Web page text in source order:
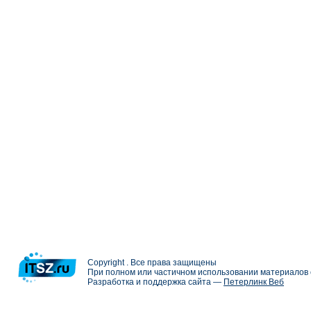
Copyright . Все права защищены
При полном или частичном использовании
Разработка и поддержка сайта — Петерлинк Веб